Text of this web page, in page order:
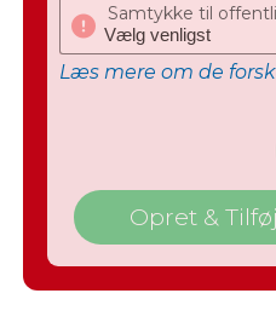
Samtykke til
Læs mere om de
Opret &